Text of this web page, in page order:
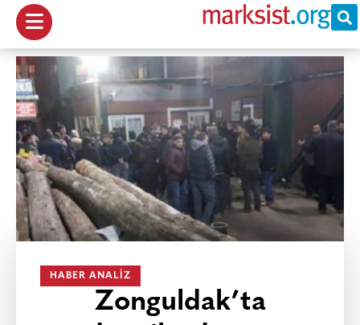
HABER ANALIZ
Zonguldak’ta